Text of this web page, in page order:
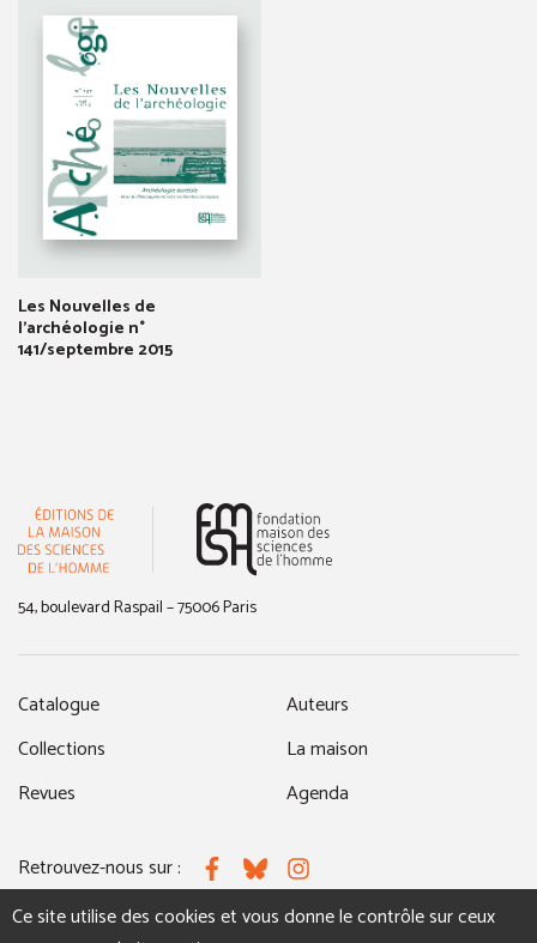
Les Nouvelles de
l'archéologie n°
141/septembre 2015
54, boulevard Raspail – 75006 Paris
Catalogue
Collections
Revues
Auteurs
La maison
Agenda
Retrouvez-nous sur : FacebookBlueskyInstagram
Ce site utilise des cookies et vous donne le contrôle sur ceux